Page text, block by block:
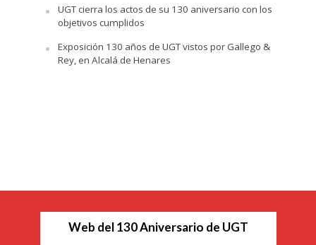
UGT cierra los actos de su 130 aniversario con los
objetivos cumplidos
Exposición 130 años de UGT vistos por Gallego &
Rey, en Alcalá de Henares
Web del 130 Aniversario de UGT